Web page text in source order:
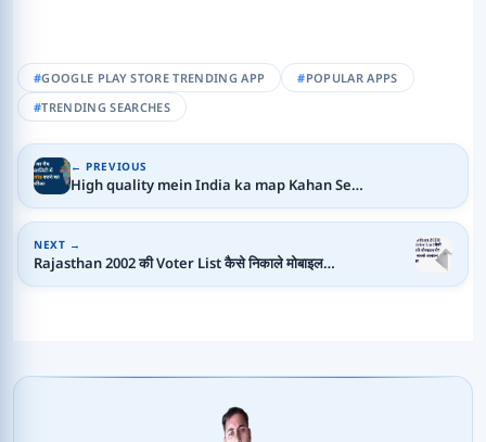
GOOGLE PLAY STORE TRENDING APP
POPULAR APPS
TRENDING SEARCHES
← PREVIOUS
High quality mein India ka map Kahan Se…
NEXT →
Rajasthan 2002 की Voter List कैसे निकाले मोबाइल…